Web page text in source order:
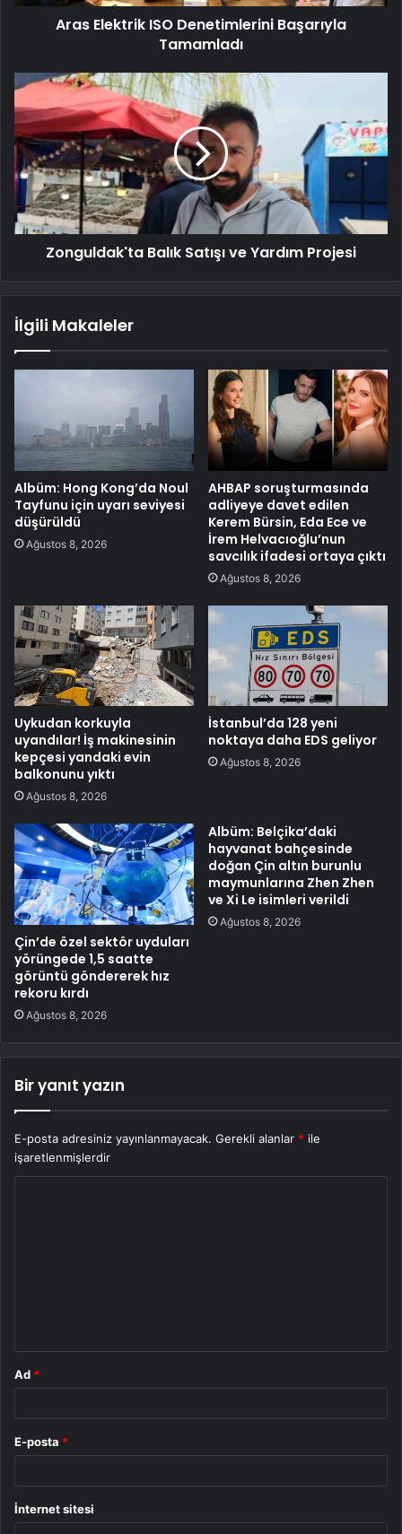
Aras Elektrik ISO Denetimlerini Başarıyla
Tamamladı
Zonguldak'ta Balık Satışı ve Yardım Projesi
İlgili Makaleler
Albüm: Hong Kong’da Noul
Tayfunu için uyarı seviyesi
düşürüldü
Ağustos 8, 2026
AHBAP soruşturmasında
adliyeye davet edilen
Kerem Bürsin, Eda Ece ve
İrem Helvacıoğlu’nun
savcılık ifadesi ortaya çıktı
Ağustos 8, 2026
Uykudan korkuyla
uyandılar! İş makinesinin
kepçesi yandaki evin
balkonunu yıktı
Ağustos 8, 2026
İstanbul’da 128 yeni
noktaya daha EDS geliyor
Ağustos 8, 2026
Çin’de özel sektör uyduları
yörüngede 1,5 saatte
görüntü göndererek hız
rekoru kırdı
Ağustos 8, 2026
Albüm: Belçika’daki
hayvanat bahçesinde
doğan Çin altın burunlu
maymunlarına Zhen Zhen
ve Xi Le isimleri verildi
Ağustos 8, 2026
Bir yanıt yazın
E-posta adresiniz yayınlanmayacak. Gerekli alanlar * ile
işaretlenmişlerdir
Ad *
E-posta *
İnternet sitesi